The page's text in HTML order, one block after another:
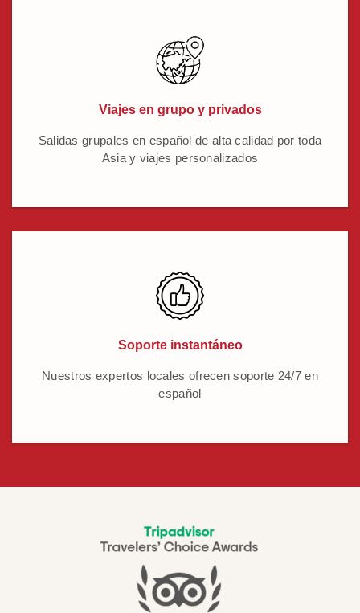
Viajes en grupo y privados
Salidas grupales en español de alta calidad por toda
Asia y viajes personalizados
Soporte instantáneo
Nuestros expertos locales ofrecen soporte 24/7 en
español